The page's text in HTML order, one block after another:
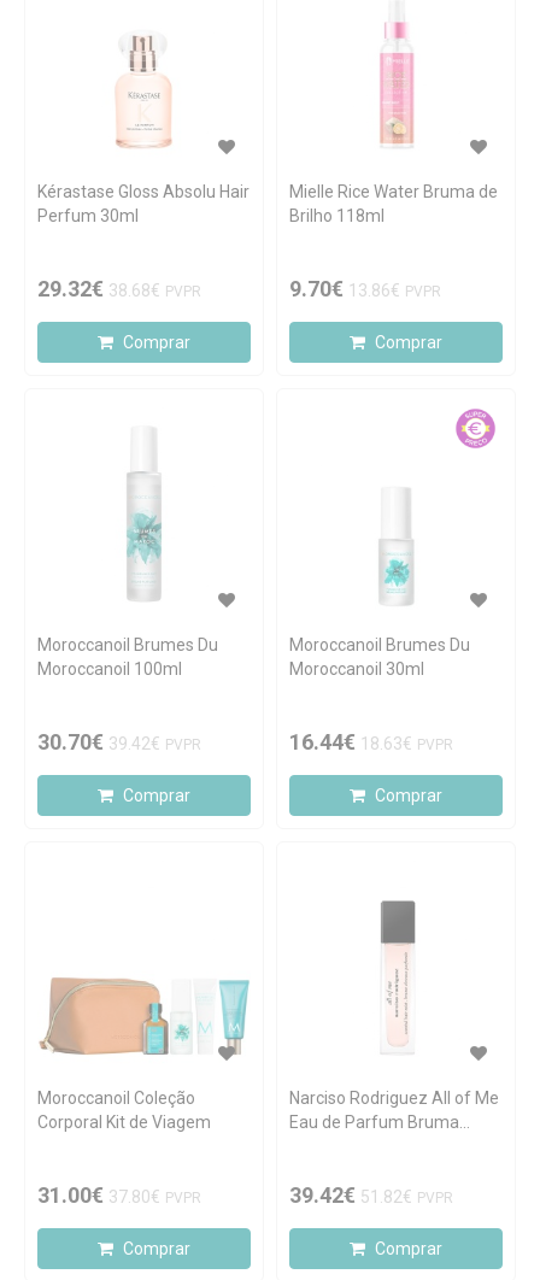
Kérastase Gloss Absolu Hair
Perfum 30ml
29.32€ 38.68€ PVPR
Comprar
Mielle Rice Water Bruma de
Brilho 118ml
9.70€ 13.86€ PVPR
Comprar
Moroccanoil Brumes Du
Moroccanoil 100ml
30.70€ 39.42€ PVPR
Comprar
Moroccanoil Brumes Du
Moroccanoil 30ml
16.44€ 18.63€ PVPR
Comprar
Moroccanoil Coleção
Corporal Kit de Viagem
31.00€ 37.80€ PVPR
Comprar
Narciso Rodriguez All of Me
Eau de Parfum Bruma
39.42€ 51.82€ PVPR
Comprar